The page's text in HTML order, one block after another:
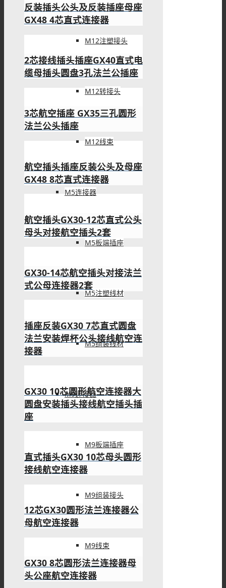
M12注塑接头
M12转接头
M12线束
M5连接器
M5板端插座
M5注塑线材
M5组装线材
M9连接器
M9板端插座
M9组装接头
M9线束
反装插头公头及反装插座母座
GX48 4芯直式连接器
2芯接线插头插座GX40直式电
缆母插头圆盘3孔法兰公插座
3芯航空插座 GX35三孔圆形
法兰公头插座
航空插头插座反装公头及母座
GX48 8芯直式连接器
航空插头GX30-12芯直式公头
母头对接航空插头2套
GX30-14芯航空插头对接法兰
式公母连接器2套
插座反装GX30 7芯直式圆盘
法兰安装焊杯公头接线航空连
接器
GX30 10芯圆形航空连接器大
圆盘安装插头接线航空插头插
座
直式插头GX30 10芯母头圆形
接线航空连接器
12芯GX30圆形法兰连接器公
母航空连接器
GX30 8芯圆形法兰连接器母
头公座航空连接器